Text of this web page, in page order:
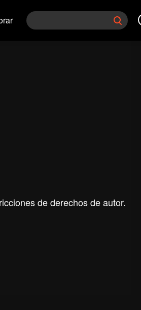
de derechos de autor.